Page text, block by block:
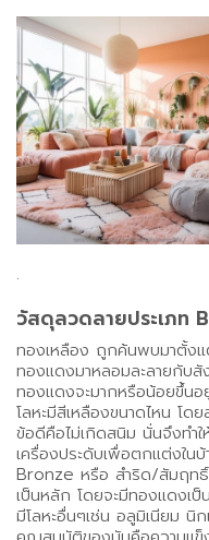
.
วัสดุลวดลายประเภท
ทองเหลือง ถูกค้นพบมาตั้งแ
ทองแดงมาหลอมละลายกับสั
ทองแดงจะมากหรือน้อยขึ้น
โลหะมีสีเหลืองขนาดไหน โด
ข้อดีคือไม่เกิดสนิม นั่นจึงทำ
เครื่องประดับเพื่อตกแต่งใน
Bronze หรือ สำริด/สัมฤท
เป็นหลัก โดยจะมีทองแดงเ
มีโลหะอื่นๆเช่น อลูมิเนียม